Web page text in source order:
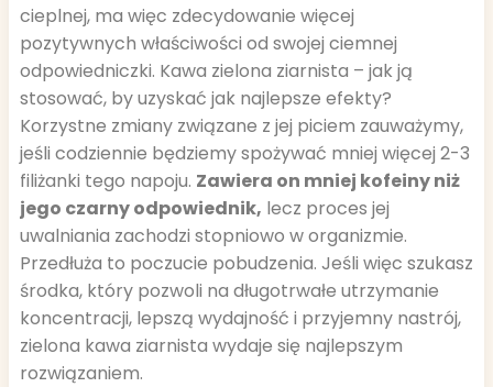
cieplnej, ma więc zdecydowanie więcej
pozytywnych właściwości od swojej ciemnej
odpowiedniczki. Kawa zielona ziarnista – jak ją
stosować, by uzyskać jak najlepsze efekty?
Korzystne zmiany związane z jej piciem zauważymy,
jeśli codziennie będziemy spożywać mniej więcej 2-3
filiżanki tego napoju. Zawiera on mniej kofeiny niż
jego czarny odpowiednik, lecz proces jej
uwalniania zachodzi stopniowo w organizmie.
Przedłuża to poczucie pobudzenia. Jeśli więc szukasz
środka, który pozwoli na długotrwałe utrzymanie
koncentracji, lepszą wydajność i przyjemny nastrój,
zielona kawa ziarnista wydaje się najlepszym
rozwiązaniem.